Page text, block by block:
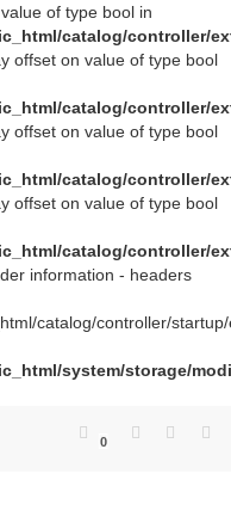
of type bool in
catalog/controller/
offset on value of type bool
catalog/controller/
offset on value of type bool
catalog/controller/
offset on value of type bool
catalog/controller/
information - headers
catalog/controller/
system/storage/
0